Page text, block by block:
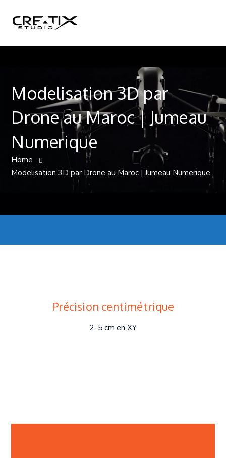
Modelisation 3D par
Drone au Maroc | Jumeau
Numerique
Home
Modelisation 3D par Drone au Maroc | Jumeau Numerique
Précision centimétrique
2–5 cm en XY